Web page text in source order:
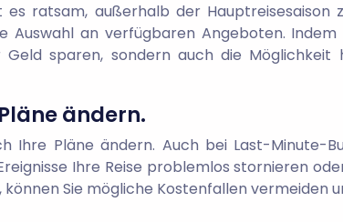
ratsam, außerhalb der Hauptreisesaison
an verfügbaren Angeboten. Indem
sparen, sondern auch die Möglichkeit
ändern.
Ihre Pläne ändern. Auch bei Last-Minute-
Ihre Reise problemlos stornieren
Sie mögliche Kostenfallen vermeiden